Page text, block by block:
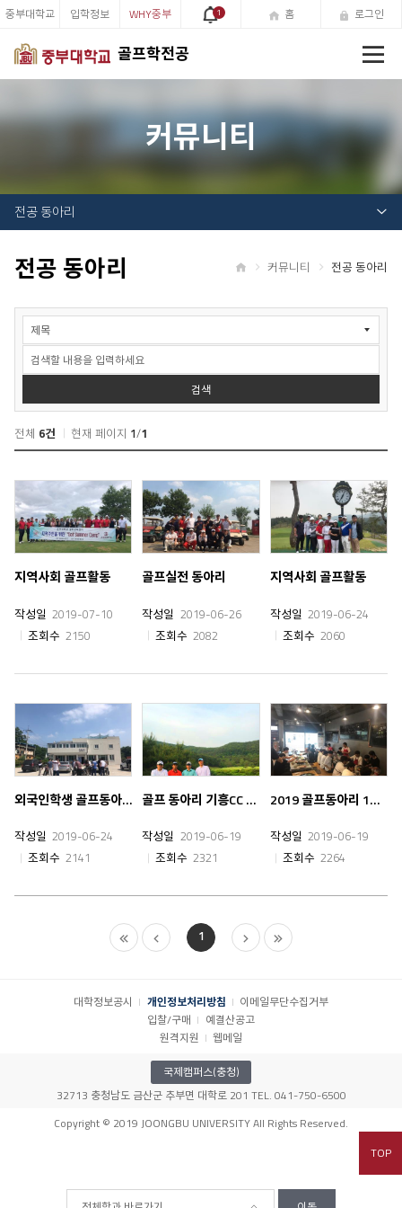
골프학전공
중부대학교 입학정보 WHY중부 1 홈 로그인
커뮤니티
전공 동아리
전공 동아리 커뮤니티 전공 동아리
게
검
검색
전체 6건 현재 페이지 1/1
지역사회 골프활동
작성일 2019-07-10
조회수 2150
골프실전 동아리
작성일 2019-06-26
조회수 2082
지역사회 골프활동
작성일 2019-06-24
조회수 2060
외국인학생 골프동아리
작성일 2019-06-24
조회수 2141
골프 동아리 기흥CC 견학
작성일 2019-06-19
조회수 2321
2019 골프동아리 1학기 종강파티
작성일 2019-06-19
조회수 2264
1
대학정보공시 개인정보처리방침
이메일무단수집거부
입찰/구매
예결산공고
원격지원
웹메일
TOP
국제캠퍼스(충청)
32713 충청남도 금산군 추부면 대학로 201 TEL. 041-750-6500
Copyright © 2019 JOONGBU UNIVERSITY All Rights Reserved.